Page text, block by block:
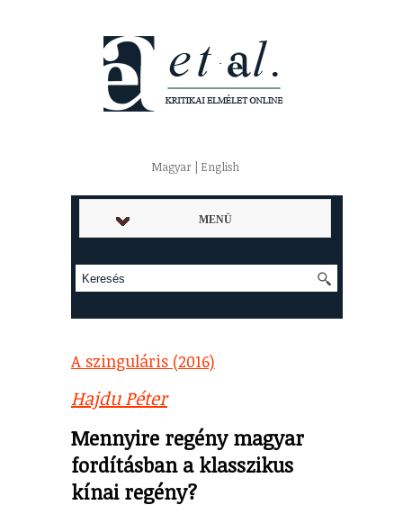
Magyar | English
MENÜ
A szinguláris (2016)
Hajdu Péter
Mennyire regény magyar
fordításban a klasszikus
kínai regény?